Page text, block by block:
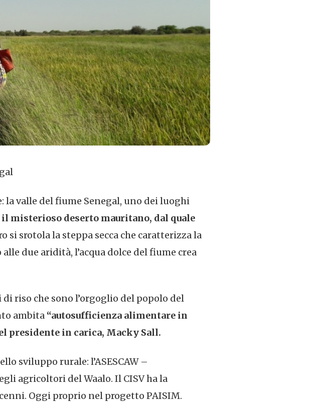
valle del fiume Senegal, uno dei luoghi
misterioso deserto mauritano, dal quale
si srotola la steppa secca che caratterizza la
due aridità, l’acqua dolce del fiume crea
riso che sono l’orgoglio del popolo del
ambita “autosufficienza alimentare in
presidente in carica, Macky Sall.
sviluppo rurale: l’ASESCAW –
agricoltori del Waalo. Il CISV ha la
Oggi proprio nel progetto PAISIM.